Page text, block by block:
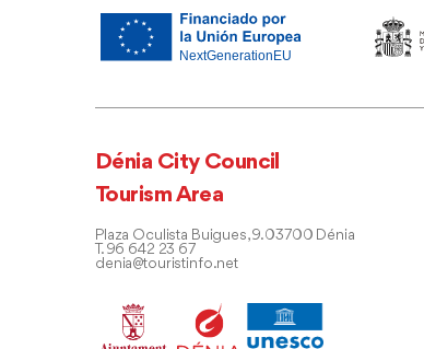
Dénia City Council
Tourism Area
Plaza Oculista Buigues, 9. 03700 Dénia
T. 96 642 23 67
denia@touristinfo.net